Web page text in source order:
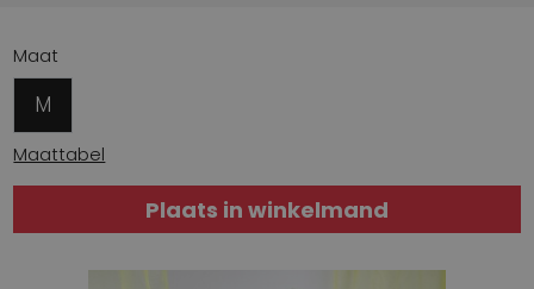
Maat
M
Maattabel
Plaats in winkelmand